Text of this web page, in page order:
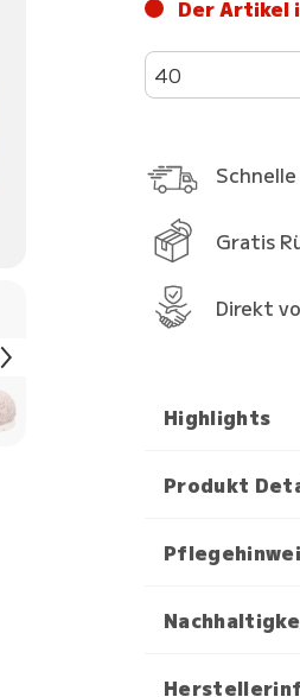
Der Artikel
40
Gratis
Direkt
Highlights
Produkt